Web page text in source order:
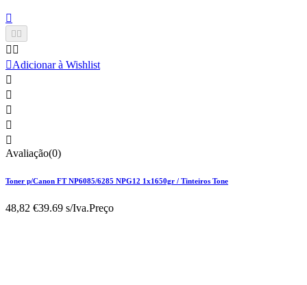

 
 
Adicionar à Wishlist





Avaliação(0)
Toner p/Canon FT NP6085/6285 NPG12 1x1650gr / Tinteiros Tone
48,82 €39.69 s/Iva.Preço